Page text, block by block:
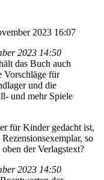
2023 16:07
2023 14:50
das Buch auch
Vorschläge für
und die
und mehr Spiele
für Kinder gedacht ist,
so
der Verlagstext?
2023 14:50